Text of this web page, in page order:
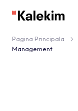
Pagina Principala
Management